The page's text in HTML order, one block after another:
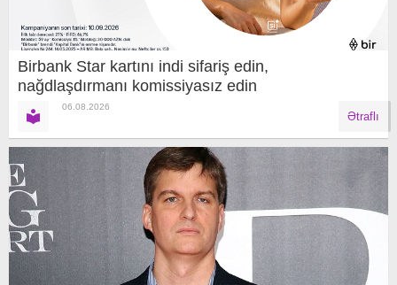
Birbank Star kartını indi sifariş edin,
nağdlaşdırmanı komissiyasız edin
06.08.2026
Ətraflı